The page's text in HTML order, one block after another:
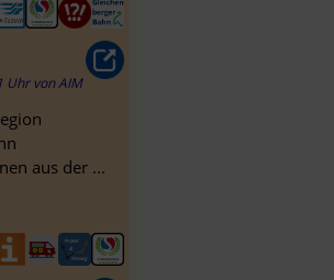
Uhr vonAIM
aus der ...